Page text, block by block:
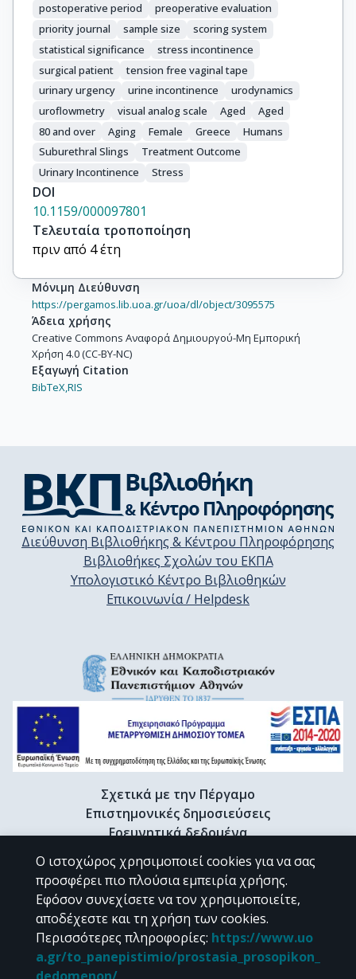
postoperative period
preoperative evaluation
priority journal
sample size
scoring system
statistical significance
stress incontinence
surgical patient
tension free vaginal tape
urinary urgency
urine incontinence
urodynamics
uroflowmetry
visual analog scale Aged
Aged
80 and over
Aging Female Greece
Humans
Suburethral Slings
Treatment Outcome
Urinary Incontinence
Stress
DOI
10.1159/000097801
Τελευταία τροποποίηση
πριν από 4 έτη
Μόνιμη Διεύθυνση
https://pergamos.lib.uoa.gr/uoa/dl/object/3095575
Άδεια χρήσης
Creative Commons Αναφορά Δημιουργού-Μη Εμπορική
Χρήση 4.0 (CC-BY-NC)
Εξαγωγή Citation
BibTeX,RIS
Διεύθυνση Βιβλιοθήκης & Κέντρου Πληροφόρησης
Βιβλιοθήκες Σχολών του ΕΚΠΑ
Υπολογιστικό Κέντρο Βιβλιοθηκών
Επικοινωνία / Helpdesk
Σχετικά με την Πέργαμο
Επιστημονικές δημοσιεύσεις
Ερευνητικά δεδομένα
Διδακτορικές διατριβές & Γκρίζα βιβλιογραφία
Προφίλ Ερευνητή
CC BY-NC 4.0
Εκτός αν αναφέρεται διαφορετικά, το υλικό της "Περγάμου" διατίθεται
Ο ιστοχώρος χρησιμοποιεί cookies για να σας
προσφέρει πιο πλούσια εμπειρία χρήσης.
Εφόσον συνεχίσετε να τον χρησιμοποιείτε,
αποδέχεστε και τη χρήση των cookies.
Περισσότερες πληροφορίες: https://www.uo
a.gr/to_panepistimio/prostasia_prosopikon_